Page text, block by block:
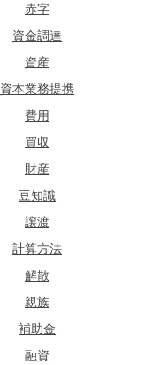
赤字
資金調達
資産
資本業務提携
費用
買収
財産
豆知識
譲渡
計算方法
解散
親族
補助金
融資